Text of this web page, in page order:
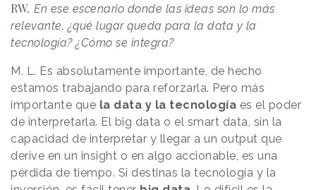
RW. En ese escenario donde las ideas son lo más
relevante, ¿qué lugar queda para la data y la
tecnología? ¿Cómo se integra?
M. L. Es absolutamente importante, de hecho
estamos trabajando para reforzarla. Pero más
importante que la data y la tecnología es el poder
de interpretarla. El big data o el smart data, sin la
capacidad de interpretar y llegar a un output que
derive en un insight o en algo accionable, es una
pérdida de tiempo. Si destinas la tecnología y la